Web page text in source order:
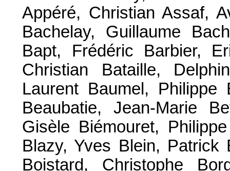
Appéré, Christian Assaf,
Bachelay, Guillaume
Bapt, Frédéric Barbier,
Christian Bataille,
Laurent Baumel, Philippe
Beaubatie, Jean-Marie
Gisèle Biémouret,
Blazy, Yves Blein, Patrick
Boistard, Christophe